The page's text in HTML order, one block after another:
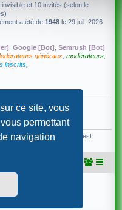
ce site, vous
permettant
navigation
et 10 invités (selon le
a été de 1948 le 29 juil. 2026
Google [Bot] Semrush [Bot]
généraux modérateurs
inscrits
membre le plus récent est
© phpBB Limited
©Qiaeru